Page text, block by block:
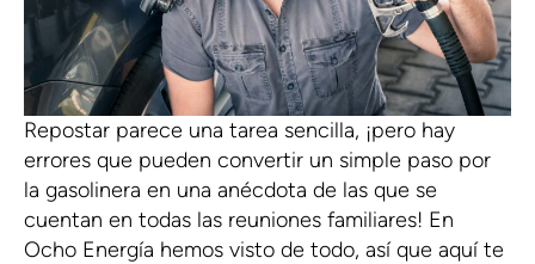
Repostar parece una tarea sencilla, ¡pero hay
errores que pueden convertir un simple paso por
la gasolinera en una anécdota de las que se
cuentan en todas las reuniones familiares! En
Ocho Energía hemos visto de todo, así que aquí te